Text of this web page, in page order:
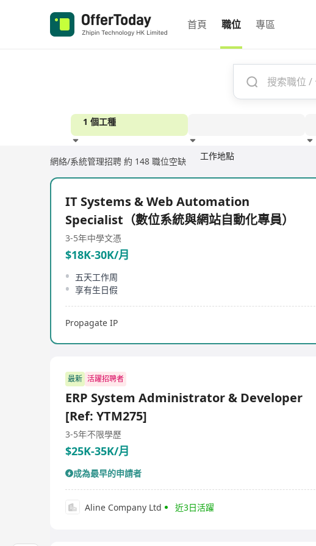
首頁 職位 專區
1 個工種
工作地點
網絡/系統管理招聘 約 148 職位空缺
IT Systems & Web Automation
Specialist（數位系統與網站自動化專員）
3-5年中學文憑
$18K-30K/月
五天工作周
享有生日假
Propagate IP
最新 活躍招聘者
ERP System Administrator & Developer
[Ref: YTM275]
3-5年不限學歷
$25K-35K/月
成為最早的申請者
Aline Company Ltd 近3日活躍